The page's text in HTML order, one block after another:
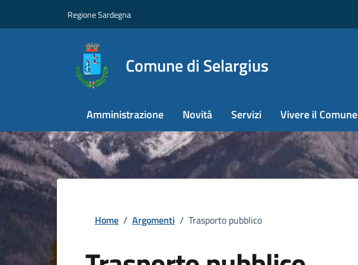
Regione Sardegna
Comune di Selargius
Amministrazione Novità Servizi Vivere il Comune
Home / Argomenti / Trasporto pubblico